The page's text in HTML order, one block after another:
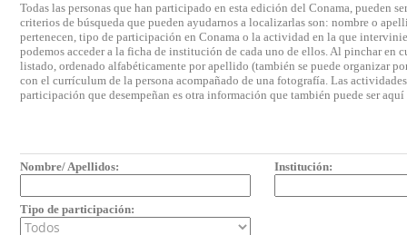
Todas las personas que han participado en esta edición del Conama, pueden
criterios de búsqueda que pueden ayudarnos a localizarlas son: nombre o
pertenecen, tipo de participación en Conama o la actividad en la que
podemos acceder a la ficha de institución de cada uno de ellos. Al pinchar en
listado, ordenado alfabéticamente por apellido (también se puede organizar
con el currículum de la persona acompañado de una fotografía. Las
participación que desempeñan es otra información que también puede ser
Nombre/ Apellidos: Institución:
Tipo de participación: